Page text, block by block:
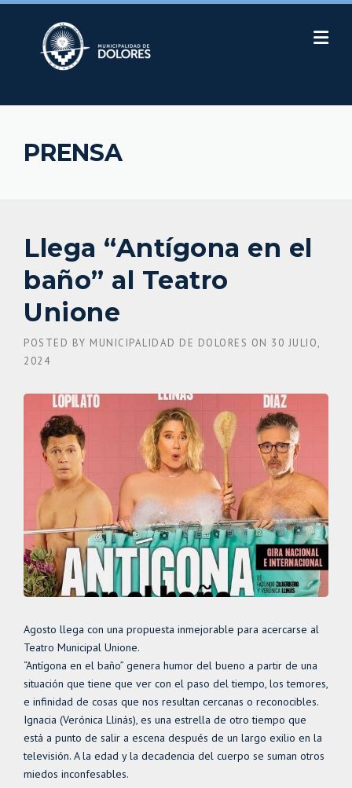
Skip
PRENSA
Llega “Antígona en el
baño” al Teatro
Unione
POSTED BY MUNICIPALIDAD DE DOLORES ON 30 JULIO,
2024
Agosto llega con una propuesta inmejorable para acercarse al
Teatro Municipal Unione.
“Antígona en el baño” genera humor del bueno a partir de una
situación que tiene que ver con el paso del tiempo, los temores,
e infinidad de cosas que nos resultan cercanas o reconocibles.
Ignacia (Verónica Llinás), es una estrella de otro tiempo que
está a punto de salir a escena después de un largo exilio en la
televisión. A la edad y la decadencia del cuerpo se suman otros
miedos inconfesables.